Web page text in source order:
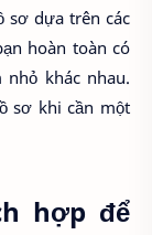
sơ dựa trên các
hoàn toàn có
khác nhau.
sơ khi cần một
hợp để